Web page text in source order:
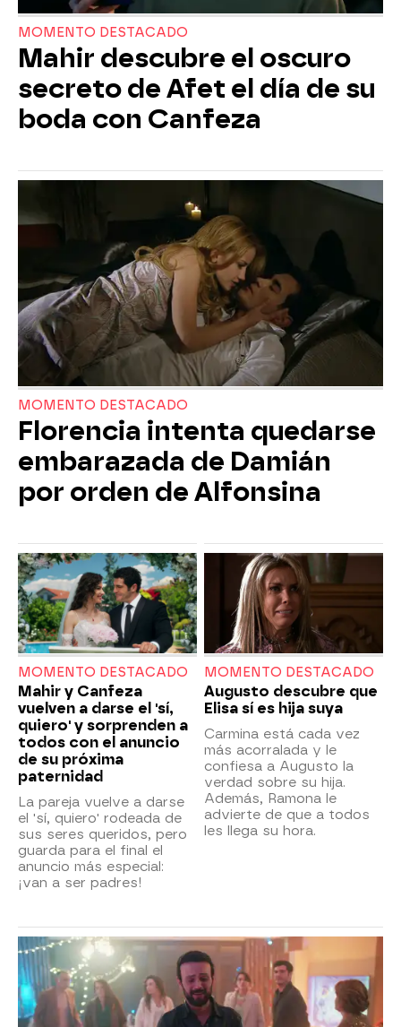
MOMENTO DESTACADO
Mahir descubre el oscuro
secreto de Afet el día de su
boda con Canfeza
MOMENTO DESTACADO
Florencia intenta quedarse
embarazada de Damián
por orden de Alfonsina
MOMENTO DESTACADO
Mahir y Canfeza
vuelven a darse el 'sí,
quiero' y sorprenden a
todos con el anuncio
de su próxima
paternidad
La pareja vuelve a darse
el 'sí, quiero' rodeada de
sus seres queridos, pero
guarda para el final el
anuncio más especial:
¡van a ser padres!
MOMENTO DESTACADO
Augusto descubre que
Elisa sí es hija suya
Carmina está cada vez
más acorralada y le
confiesa a Augusto la
verdad sobre su hija.
Además, Ramona le
advierte de que a todos
les llega su hora.